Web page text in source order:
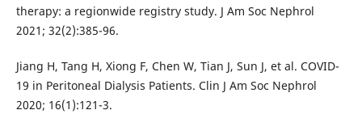
therapy: a regionwide registry study. J Am Soc Nephrol
2021; 32(2):385-96.
Jiang H, Tang H, Xiong F, Chen W, Tian J, Sun J, et al. COVID-
19 in Peritoneal Dialysis Patients. Clin J Am Soc Nephrol
2020; 16(1):121-3.